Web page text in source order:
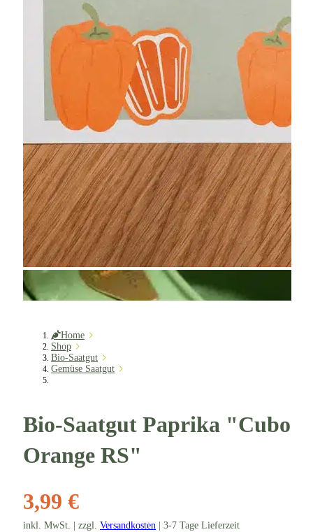
Home
Shop
Bio-Saatgut
Gemüse Saatgut
Bio-Saatgut Paprika "Cubo
Orange RS"
3,99 €
inkl. MwSt. | zzgl. Versandkosten | 3-7 Tage Lieferzeit